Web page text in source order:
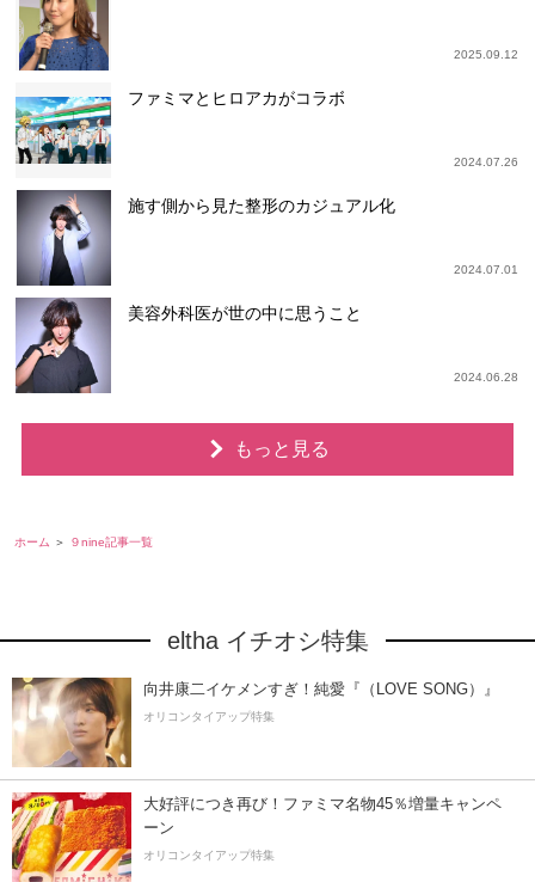
2025.09.12
ファミマとヒロアカがコラボ
2024.07.26
施す側から見た整形のカジュアル化
2024.07.01
美容外科医が世の中に思うこと
2024.06.28
もっと見る
ホーム ９nine記事一覧
eltha イチオシ特集
向井康二イケメンすぎ！純愛『（LOVE SONG）』
オリコンタイアップ特集
大好評につき再び！ファミマ名物45％増量キャンペ
ーン
オリコンタイアップ特集